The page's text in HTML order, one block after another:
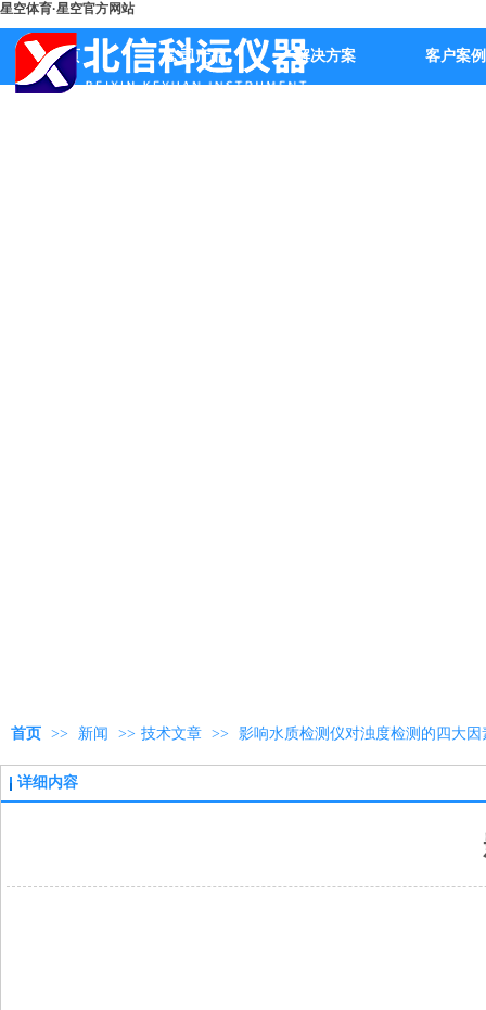
星空体育·星空官方网站
首页 公司产品 解决方案 客户案例
首页 >> 新闻 >> 技术文章 >> 影响水质检测仪对浊度检测的四大因
详细内容